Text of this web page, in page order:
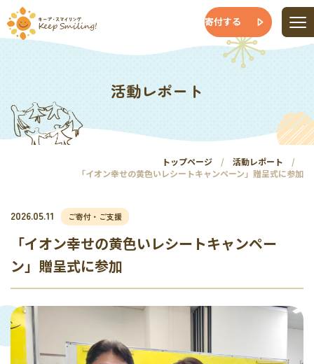
寄付する
活動レポート
トップページ
活動レポート
「イオン幸せの黄色いレシートキャンペーン」贈呈式に参加
2026.05.11 ご寄付・ご支援
「イオン幸せの黄色いレシートキャンペー
ン」贈呈式に参加